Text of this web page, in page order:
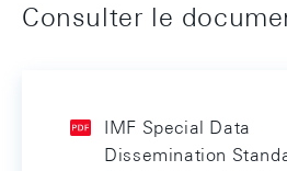
Consulter le
IMF Special Data
Dissemination